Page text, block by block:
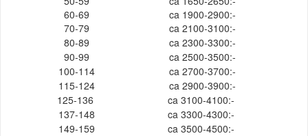
60-69
ca 1900-2900:-
70-79
ca 2100-3100:-
80-89
ca 2300-3300:-
90-99
ca 2500-3500:-
100-114
ca 2700-3700:-
115-124
ca 2900-3900:-
125-136
ca 3100-4100:-
137-148
ca 3300-4300:-
149-159
ca 3500-4500:-